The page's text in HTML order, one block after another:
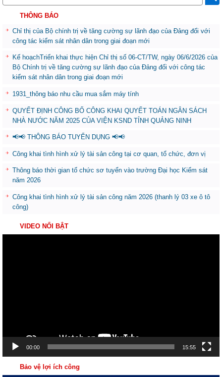
THÔNG BÁO
Chỉ thị của Bộ chính trị về tăng cường sự lãnh đạo của Đảng đối với
công tác kiểm sát nhân dân trong giai đoạn mới
Kế hoạchTriển khai thực hiện Chỉ thị số 06-CT/TW, ngày 06/6/2026 của
Bộ Chính trị về tăng cường sự lãnh đạo của Đảng đối với công tác
kiểm sát nhân dân trong giai đoạn mới
1931_thông báo nhu cầu mua sắm máy tính
QUYẾT ĐỊNH CÔNG BỐ CÔNG KHAI QUYẾT TOÁN NGÂN SÁCH
NHÀ NƯỚC NĂM 2025 CỦA VIỆN KSND TỈNH QUẢNG NINH
📢📢 THÔNG BÁO TUYỂN DỤNG 📢📢
Công khai tình hình xử lý tài sản công tại cơ quan, tổ chức, đơn vị
Thông báo thời gian tổ chức sơ tuyển vào trường Đại học Kiểm sát
năm 2026
Công khai tình hình xử lý tài sản công năm 2026 (thanh lý 03 xe ô tô
công)
VIDEO NỔI BẬT
00:00 15:55
Bảo vệ lợi ích công